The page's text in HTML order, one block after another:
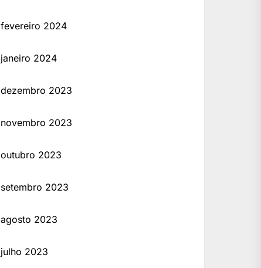
fevereiro 2024
janeiro 2024
dezembro 2023
novembro 2023
outubro 2023
setembro 2023
agosto 2023
julho 2023